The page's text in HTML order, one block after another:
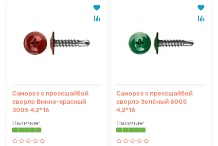
Саморез с прессшайбой
сверло Винно-красный
3005 4,2*16
Саморез с прессшайбой
сверло Зелёный 6005
4,2*16